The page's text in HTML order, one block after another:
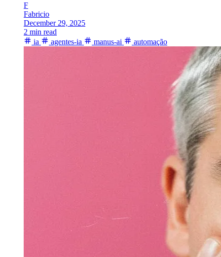
F
Fabricio
December 29, 2025
2 min read
ia
agentes-ia manus-ai automação